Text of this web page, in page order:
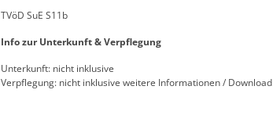
TVöD SuE S11b
Info zur Unterkunft & Verpflegung
Unterkunft: nicht inklusive
Verpflegung: nicht inklusive weitere Informationen / Download